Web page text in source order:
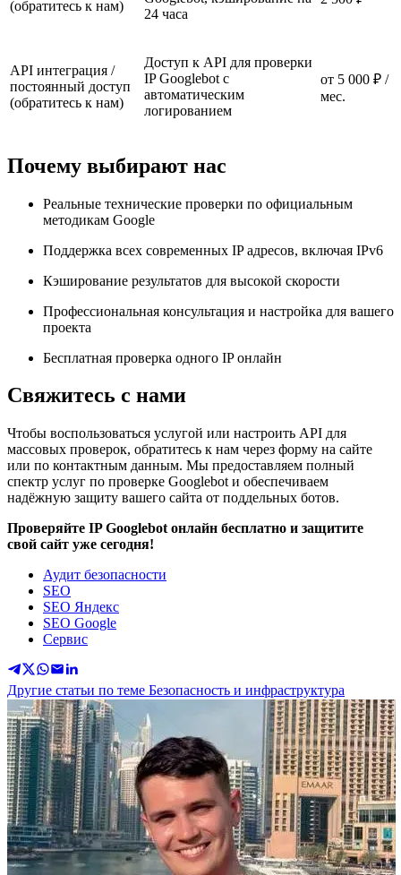
(обратитесь к нам)
24 часа
API интеграция /
постоянный доступ
(обратитесь к нам)
Доступ к API для проверки
IP Googlebot с
автоматическим
логированием
от 5 000 ₽ /
мес.
Почему выбирают нас
Реальные технические проверки по официальным
методикам Google
Поддержка всех современных IP адресов, включая IPv6
Кэширование результатов для высокой скорости
Профессиональная консультация и настройка для вашего
проекта
Бесплатная проверка одного IP онлайн
Свяжитесь с нами
Чтобы воспользоваться услугой или настроить API для
массовых проверок, обратитесь к нам через форму на сайте
или по контактным данным. Мы предоставляем полный
спектр услуг по проверке Googlebot и обеспечиваем
надёжную защиту вашего сайта от поддельных ботов.
Проверяйте IP Googlebot онлайн бесплатно и защитите
свой сайт уже сегодня!
Аудит безопасности
SEO
SEO Яндекс
SEO Google
Сервис
Другие статьи по теме Безопасность и инфраструктура